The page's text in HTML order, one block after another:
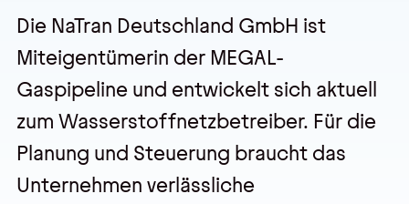
Die NaTran Deutschland GmbH ist
Miteigentümerin der MEGAL-
Gaspipeline und entwickelt sich aktuell
zum Wasserstoffnetzbetreiber. Für die
Planung und Steuerung braucht das
Unternehmen verlässliche
Veranstaltungen
Trainings
Webseminare
Events